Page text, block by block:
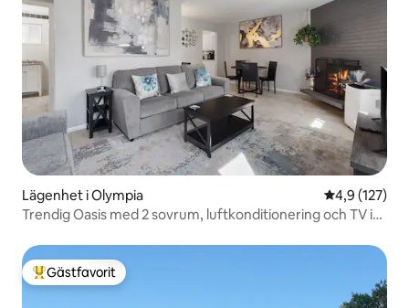
Lägenhet i Olympia 4,9 av 5 i
4,9 (127)
Trendig Oasis med 2 sovrum, luftkonditionering och TV i
Populär gästfavorit
Gästfavorit